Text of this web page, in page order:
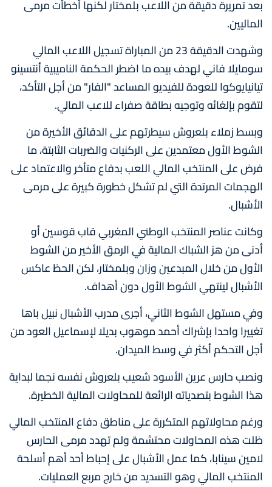
بعد تمريرة دقيقة من اللاعب بلمختار لكنها أخطأت مرمى
الماليين.
وشهدت الدقيقة 23 من المباراة تسجيل اللاعب المالي
سومايلا فاني لهدف بيده ما اضطر الحكمة الناميبية أنتسينو
تيانيايوكوا للعودة للفيديو المساعد "الفار" من أجل التأكد،
لتقوم بإلغائه وتوجيه بطاقة صفراء للاعب المالي.
وبسط زملاء بلعروش سيطرتهم على الدقائق الأخيرة من
الشوط الأول معتمدين على الركنيات والضربات الثابتة، ما
فرض على المنتخب المالي اللعب بدفاع متأخر والاعتماد على
الهجمات المرتدة التي لم تشكل خطورة كبيرة على مرمى
الأشبال.
وكانت عناصر المنتخب الوطني المغربي قاب قوسين أو
أدنى من هز الشباك المالية في الرمق الأخير من الشوط
الأول من خلال المبدعين وزان وبلمختار، لكن الحظ عاكس
الأشبال لينتهي الشوط الأول دون أهداف.
وفي مستهل الشوط الثاني، أجرى مدرب الأشبال نبيل باها
تغييرا واحدا بإشراك أحمد موهوب بديلا لإسماعيل العود من
أجل التحكم أكثر في وسط الميدان.
ونصب حارس عرين الأسود شعيب بلعروش نفسه نجما لبداية
هذا الشوط بتصدياته الرائعة للمحاولات المالية الخطيرة.
ورغم محاولاتهم المتكررة على مناطق دفاع المنتخب المالي
ظلت هذه المحاولات محتشمة ولم تهدد مرمى الحارس
لامين سينابا، كما عمل الأشبال على إحباط أحد أهم أسلحة
المنتخب المالي وهو التسديد من خارج مربع العمليات.